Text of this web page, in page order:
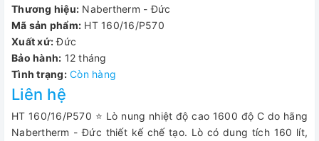
Thương hiệu: Nabertherm - Đức
Mã sản phẩm: HT 160/16/P570
Xuất xứ: Đức
Bảo hành: 12 tháng
Tình trạng: Còn hàng
Liên hệ
HT 160/16/P570 ⭐ Lò nung nhiệt độ cao 1600 độ C do hãng
Nabertherm - Đức thiết kế chế tạo. Lò có dung tích 160 lít,